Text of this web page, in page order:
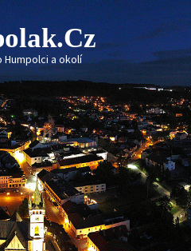
Humpolci a okolí